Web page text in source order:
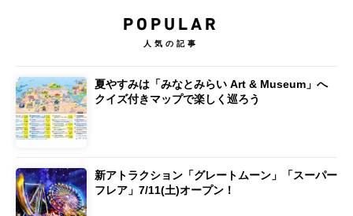
POPULAR
人気の記事
夏やすみは「みなとみらい Art & Museum」へ
クイズ付きマップで楽しく巡ろう
新アトラクション「グレートムーン」「スーパー
フレア」7/11(土)オープン！